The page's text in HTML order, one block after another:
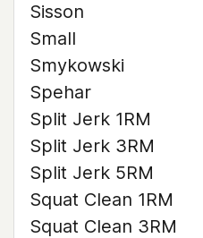
Sisson
Small
Smykowski
Spehar
Split Jerk 1RM
Split Jerk 3RM
Split Jerk 5RM
Squat Clean 1RM
Squat Clean 3RM